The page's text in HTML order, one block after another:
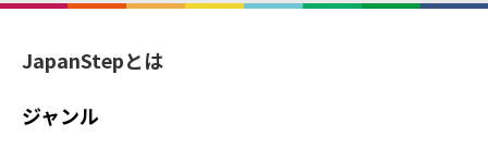
JapanStepとは
ジャンル